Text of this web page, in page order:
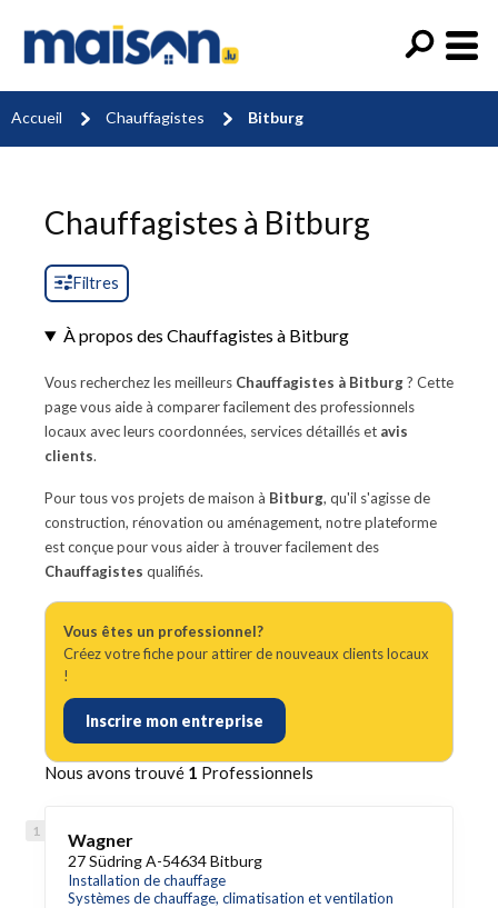
Accueil Chauffagistes Bitburg
Chauffagistes à Bitburg
Filtres
À propos des Chauffagistes à Bitburg
Vous recherchez les meilleurs Chauffagistes à Bitburg? Cette
page vous aide à comparer facilement des professionnels
locaux avec leurs coordonnées, services détaillés et avis
clients.
Pour tous vos projets de maison à Bitburg, qu'il s'agisse de
construction, rénovation ou aménagement, notre plateforme
est conçue pour vous aider à trouver facilement des
Chauffagistes qualifiés.
Vous êtes un professionnel?
Créez votre fiche pour attirer de nouveaux clients locaux
!
Inscrire mon entreprise
Nous avons trouvé 1 Professionnels
Wagner
27 Südring A-54634 Bitburg
Installation de chauffage
Systèmes de chauffage, climatisation et ventilation